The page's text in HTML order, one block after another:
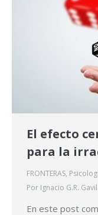
El efecto
para la
FRONTERAS,
Por Ignacio G.R.
En este post